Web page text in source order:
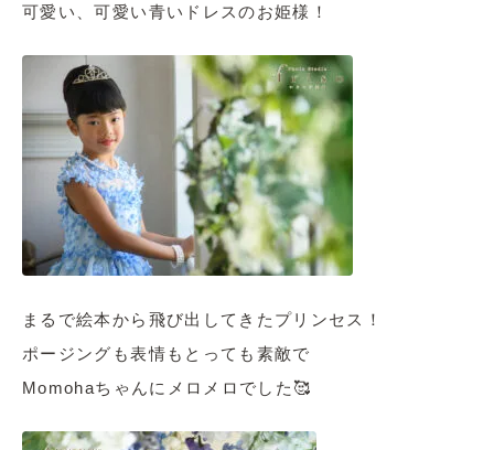
可愛い、可愛い青いドレスのお姫様！
まるで絵本から飛び出してきたプリンセス！
ポージングも表情もとっても素敵で
Momohaちゃんにメロメロでした🥰